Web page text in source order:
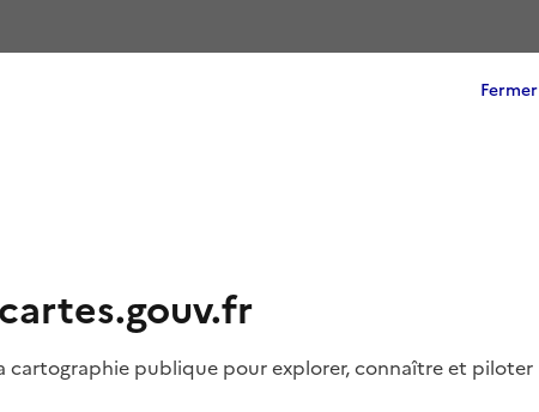
Fermer
cartographie publique pour explorer, connaître et piloter